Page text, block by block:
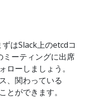
ずはSlack上のetcdコ
ミーティングに出席
ローしましょう。
、関わっている
とができます。